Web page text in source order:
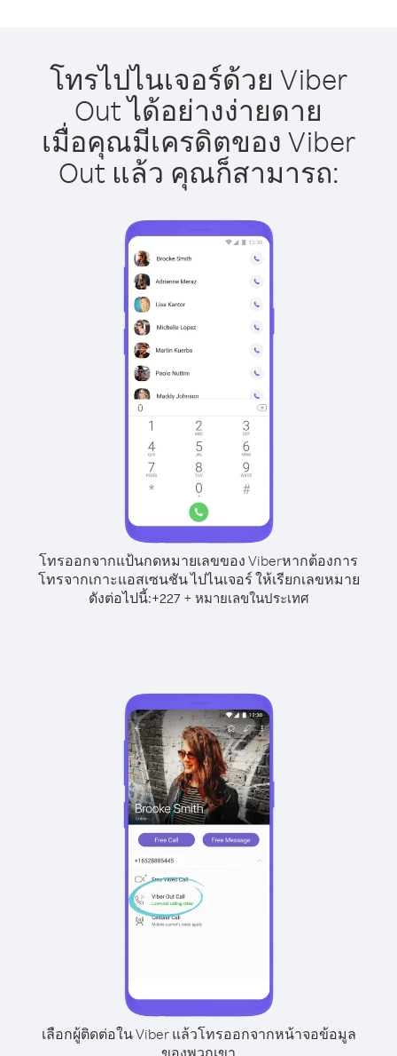
โทรไปไนเจอร์ด้วย Viber
Out ได้อย่างง่ายดาย
เมื่อคุณมีเครดิตของ Viber
Out แล้ว คุณก็สามารถ:
โทรออกจากแป้นกดหมายเลขของ Viberหากต้องการ
โทรจากเกาะแอสเซนชัน ไปไนเจอร์ ให้เรียกเลขหมาย
ดังต่อไปนี้:+227+ หมายเลขในประเทศ
เลือกผู้ติดต่อใน Viber แล้วโทรออกจากหน้าจอข้อมูล
ของพวกเขา